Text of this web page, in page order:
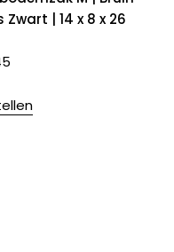
Zwart | 14 x 8 x 26